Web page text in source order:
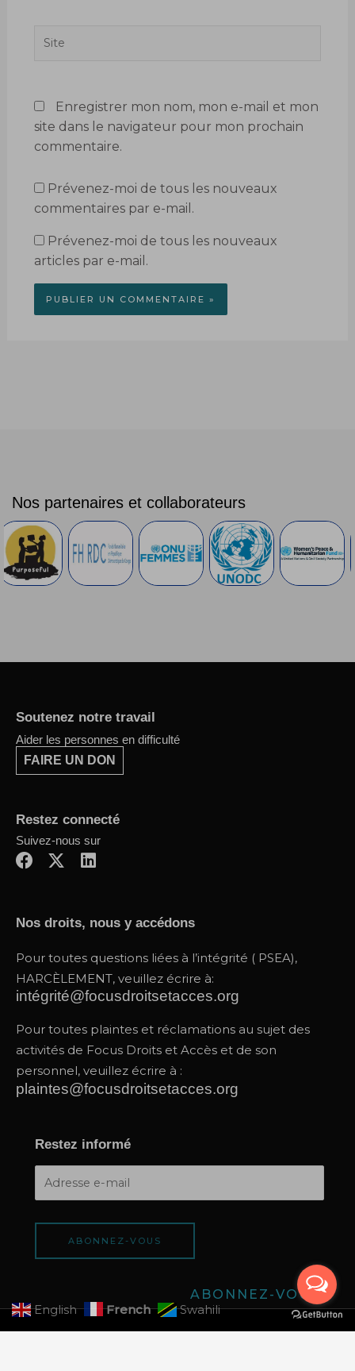
Site
Enregistrer mon nom, mon e-mail et mon
site dans le navigateur pour mon prochain
commentaire.
Prévenez-moi de tous les nouveaux
commentaires par e-mail.
Prévenez-moi de tous les nouveaux
articles par e-mail.
Nos partenaires et collaborateurs
Soutenez notre travail
Aider les personnes en difficulté
FAIRE UN DON
Restez connecté
Suivez-nous sur
F
e
o
o
k
X
w
t
t
e
L
k
d
i
n
Nos droits, nous y accédons
Pour toutes questions liées à l’intégrité ( PSEA),
HARCÈLEMENT, veuillez écrire à:
intégrité@focusdroitsetacces.org
Pour toutes plaintes et réclamations au sujet des
activités de Focus Droits et Accès et de son
personnel, veuillez écrire à :
plaintes@focusdroitsetacces.org
Restez informé
Adresse
e-
ABONNEZ-VOUS
English French Swahili
ABONNEZ-VOUS